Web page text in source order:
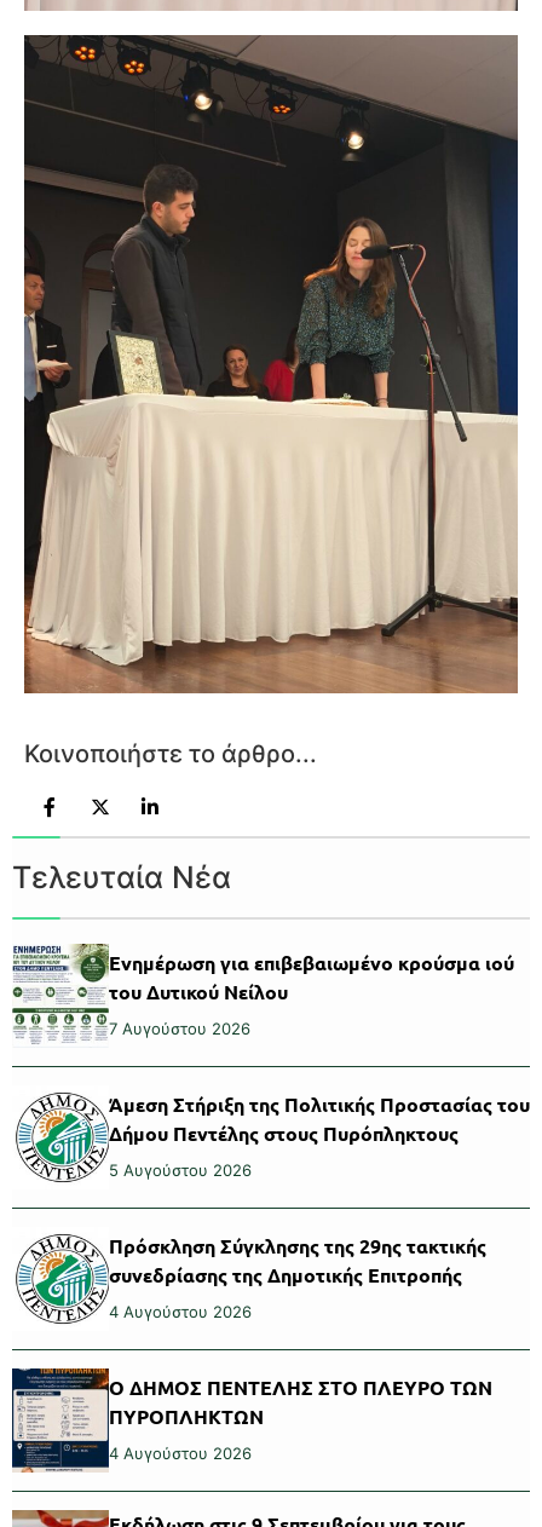
Κοινοποιήστε το άρθρο...
Τελευταία Νέα
Ενημέρωση για επιβεβαιωμένο κρούσμα ιού
του Δυτικού Νείλου
7 Αυγούστου 2026
Άμεση Στήριξη της Πολιτικής Προστασίας του
Δήμου Πεντέλης στους Πυρόπληκτους
5 Αυγούστου 2026
Πρόσκληση Σύγκλησης της 29ης τακτικής
συνεδρίασης της Δημοτικής Επιτροπής
4 Αυγούστου 2026
Ο ΔΗΜΟΣ ΠΕΝΤΕΛΗΣ ΣΤΟ ΠΛΕΥΡΟ ΤΩΝ
ΠΥΡΟΠΛΗΚΤΩΝ
4 Αυγούστου 2026